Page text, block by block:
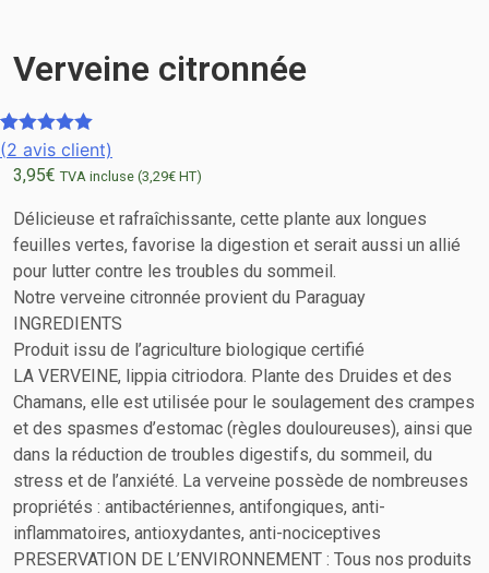
Verveine citronnée
Noté5.00
sur 5
2
notations
client
(2 avis client)
3,95€ TVA incluse (3,29€ HT)
Délicieuse et rafraîchissante, cette plante aux longues
feuilles vertes, favorise la digestion et serait aussi un allié
pour lutter contre les troubles du sommeil.
Notre verveine citronnée provient du Paraguay
INGREDIENTS
Produit issu de l’agriculture biologique certifié
LA VERVEINE, lippia citriodora. Plante des Druides et des
Chamans, elle est utilisée pour le soulagement des crampes
et des spasmes d’estomac (règles douloureuses), ainsi que
dans la réduction de troubles digestifs, du sommeil, du
stress et de l’anxiété. La verveine possède de nombreuses
propriétés : antibactériennes, antifongiques, anti-
inflammatoires, antioxydantes, anti-nociceptives
PRESERVATION DE L’ENVIRONNEMENT : Tous nos produits